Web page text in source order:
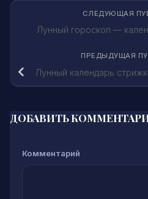
СЛЕДУЮЩАЯ
Лунный гороскоп —
ПРЕДЫДУЩАЯ
Лунный календарь
ДОБАВИТЬ
Комментарий